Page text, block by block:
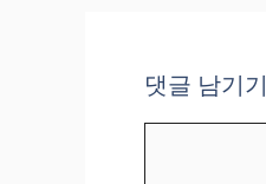
댓글 남기기